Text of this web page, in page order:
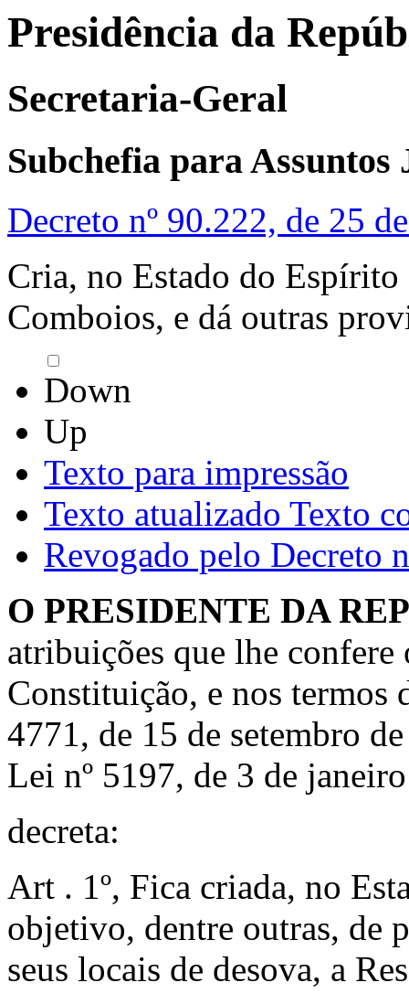
Presidência da
Secretaria-Geral
Subchefia para Assuntos
Decreto nº 90.222, de 25
Cria, no Estado do
Comboios, e dá outras
Down
Up
Texto para impressão
Texto atualizado Texto
Revogado pelo Decreto
O PRESIDENTE DA
atribuições que lhe
Constituição, e nos termos
4771, de 15 de setembro
Lei nº 5197, de 3 de
decreta:
Art . 1º, Fica criada, no
objetivo, dentre outras, de
seus locais de desova, a